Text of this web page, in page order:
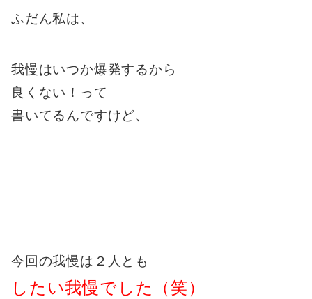
ふだん私は、
我慢はいつか爆発するから
良くない！って
書いてるんですけど、
今回の我慢は２人とも
したい我慢でした（笑）